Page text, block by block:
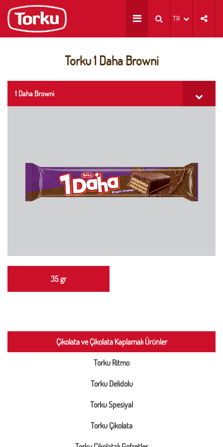
TR
Torku 1 Daha Browni
1 Daha Browni
35 gr
Çikolata ve Çikolata Kaplamalı Ürünler
Torku Ritmo
Torku Delidolu
Torku Spesiyal
Torku Çikolata